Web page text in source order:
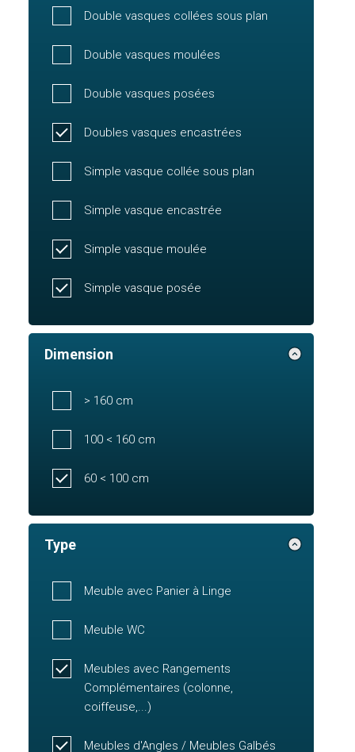
Double vasques collées sous plan
Double vasques moulées
Double vasques posées
Doubles vasques encastrées
Simple vasque collée sous plan
Simple vasque encastrée
Simple vasque moulée
Simple vasque posée
Dimension
> 160 cm
100 < 160 cm
60 < 100 cm
Type
Meuble avec Panier à Linge
Meuble WC
Meubles avec Rangements
Complémentaires (colonne,
coiffeuse,...)
Meubles d'Angles / Meubles Galbés